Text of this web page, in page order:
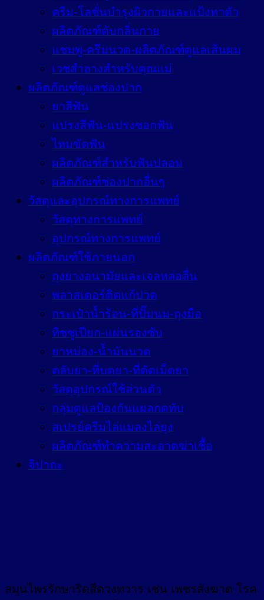
ครีม-โลชั่นบำรุงผิวกายและแป้งทาตัว
ผลิตภัณฑ์ดับกลิ่นกาย
แชมพู-ครีมนวด-ผลิตภัณฑ์ดูแลเส้นผม
เวชสำอางสำหรับคุณแม่
ผลิตภัณฑ์ดูแลช่องปาก
ยาสีฟัน
แปรงสีฟัน-แปรงซอกฟัน
ไหมขัดฟัน
ผลิตภัณฑ์สำหรับฟันปลอม
ผลิตภัณฑ์ช่องปากอื่นๆ
วัสดุและอุปกรณ์ทางการแพทย์
วัสดุทางการแพทย์
อุปกรณ์ทางการแพทย์
ผลิตภัณฑ์ใช้ภายนอก
ถุงยางอนามัยและเจลหล่อลื่น
พลาสเตอร์ติดแก้ปวด
กระเป๋าน้ำร้อน-ที่ปั๊มนม-ถุงมือ
ทิชชูเปียก-แผ่นรองซับ
ยาหม่อง-น้ำมันนวด
ตลับยา-ที่บดยา-ที่ตัดเม็ดยา
วัสดุอุปกรณ์ใช้ส่วนตัว
กลุ่มดูแลป้องกันแผลกดทับ
สเปรย์ครีมไล่แมลงไล่ยุง
ผลิตภัณฑ์ทำความสะอาดฆ่าเชื้อ
จิปาถะ
สมุนไพรรักษาริดสีดวงทวาร เช่น เพชรสังฆาต โรค